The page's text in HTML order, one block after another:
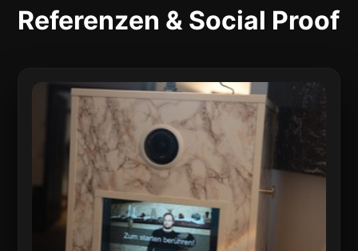
Referenzen & Social Proof